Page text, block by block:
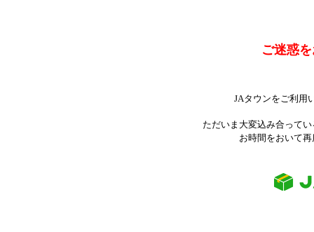
ご迷惑
JAタウンをご利用
ただいま大変込み合って
お時間をおいて